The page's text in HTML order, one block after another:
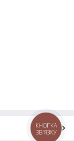
КНОПКА
ЗВ'ЯЗКУ